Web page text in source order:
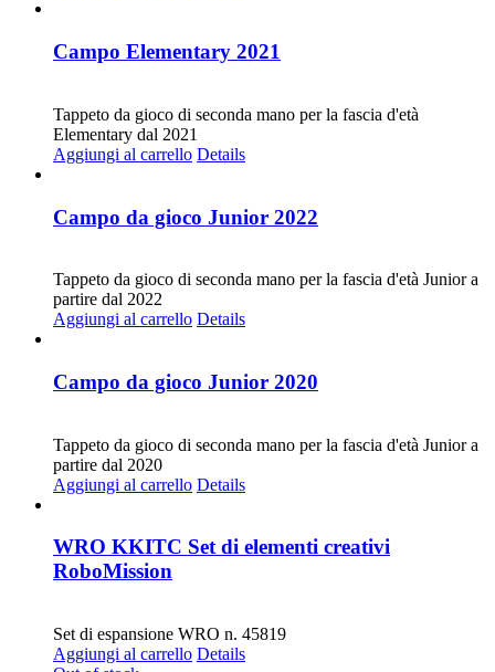
Campo Elementary 2021
Tappeto da gioco di seconda mano per la fascia d'età
Elementary dal 2021
Aggiungi al carrello Details
Campo da gioco Junior 2022
Tappeto da gioco di seconda mano per la fascia d'età Junior a
partire dal 2022
Aggiungi al carrello Details
Campo da gioco Junior 2020
Tappeto da gioco di seconda mano per la fascia d'età Junior a
partire dal 2020
Aggiungi al carrello Details
WRO KKITC Set di elementi creativi
RoboMission
Set di espansione WRO n. 45819
Aggiungi al carrello Details